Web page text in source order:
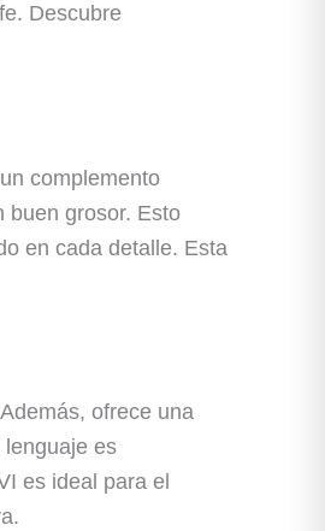
Descubre
complemento
buen grosor. Esto
en cada detalle. Esta
ofrece una
es
es ideal para el